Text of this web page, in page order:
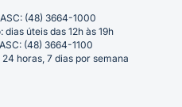
(48) 3664-1000
úteis das 12h às 19h
(48) 3664-1100
horas, 7 dias por semana